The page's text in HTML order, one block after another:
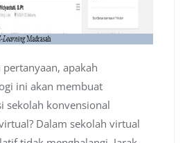
apakah
ini akan membuat
sekolah konvensional
Dalam sekolah virtual